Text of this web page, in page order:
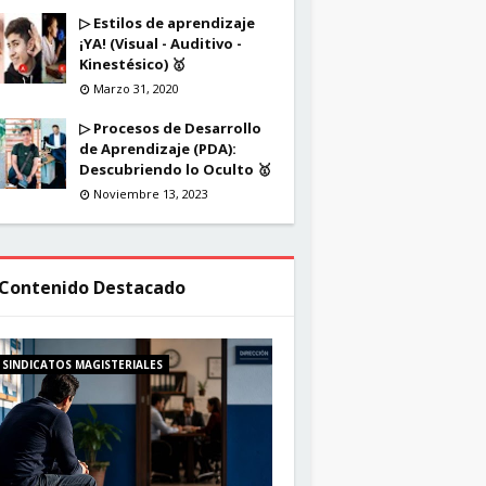
▷ Estilos de aprendizaje
¡YA! (Visual - Auditivo -
Kinestésico) 🥇
Marzo 31, 2020
▷ Procesos de Desarrollo
de Aprendizaje (PDA):
Descubriendo lo Oculto 🥇
Noviembre 13, 2023
Destacado
SINDICATOS MAGISTERIALES